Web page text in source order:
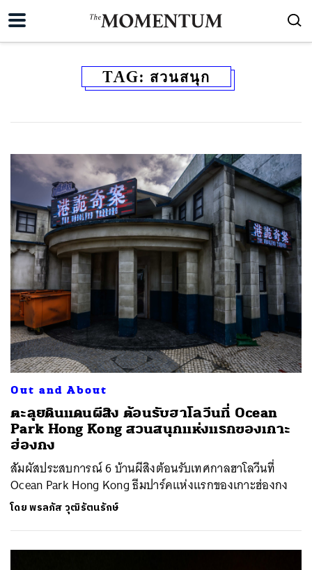
TAG: สวนสนุก
Out and About
ตะลุยดินแดนผีสิง ต้อนรับฮาโลวีนที่ Ocean
Park Hong Kong สวนสนุกแห่งแรกของเกาะ
ฮ่องกง
สัมผัสประสบการณ์ 6 บ้านผีสิงต้อนรับเทศกาลฮาโลวีนที่
Ocean Park Hong Kong ธีมปาร์คแห่งแรกของเกาะฮ่องกง
โดยพรลภัส วุฒิรัตนรักษ์